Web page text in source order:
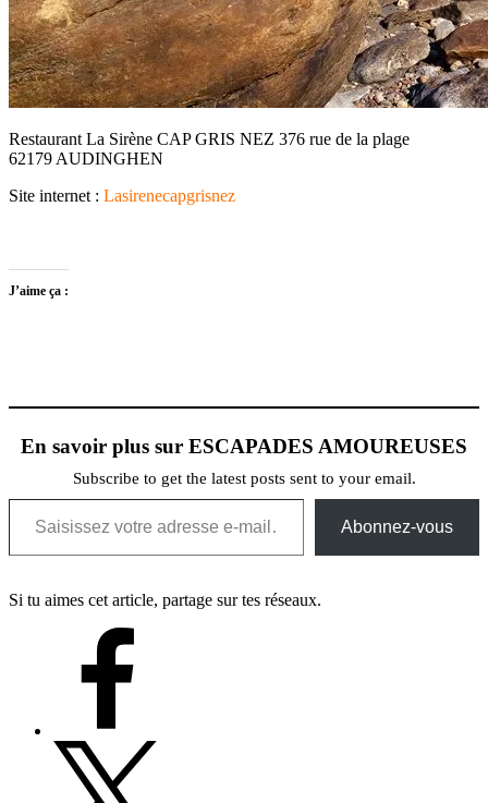
Restaurant La Sirène CAP GRIS NEZ 376 rue de la plage
62179 AUDINGHEN
Site internet : Lasirenecapgrisnez
J’aime ça :
En savoir plus sur ESCAPADES AMOUREUSES
Subscribe to get the latest posts sent to your email.
Saisissez votre adresse e-mail…
Abonnez-vous
Si tu aimes cet article, partage sur tes réseaux.